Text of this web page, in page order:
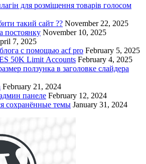
для розміщення товарів голосом
такий сайт ?? November 22, 2025
постоянку November 10, 2025
7, 2025
с помощью acf pro February 5, 2025
50K Limit Accounts February 4, 2025
ползунка в заголовке слайдера
February 21, 2024
панеле February 12, 2024
сохранённые темы January 31, 2024